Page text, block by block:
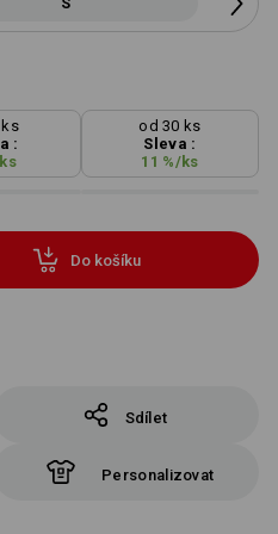
ks
:
ks
od 30 ks
Sleva :
11 %/ks
Do košíku
Sdílet
Personalizovat